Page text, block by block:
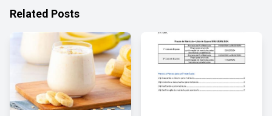
Related Posts